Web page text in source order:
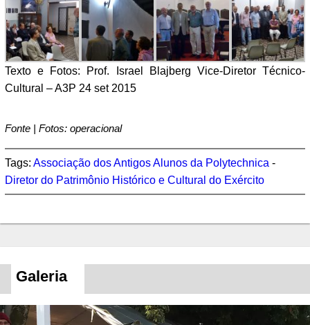
Texto e Fotos: Prof. Israel Blajberg Vice-Diretor Técnico-
Cultural – A3P 24 set 2015
Fonte | Fotos: operacional
Tags: Associação dos Antigos Alunos da Polytechnica -
Diretor do Patrimônio Histórico e Cultural do Exército
Galeria